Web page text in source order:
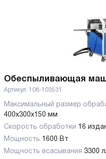
Обеспыливающая
Артикул: 108-103531
Максимальный размер
400x300x150 мм
Скорость обработки 16
Мощность 1600 Вт
Мощность всасывания 3300